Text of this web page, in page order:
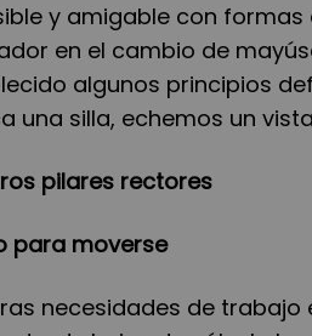
y amigable con
en el cambio de
algunos principios
una silla, echemos un
pilares rectores
para moverse
necesidades de